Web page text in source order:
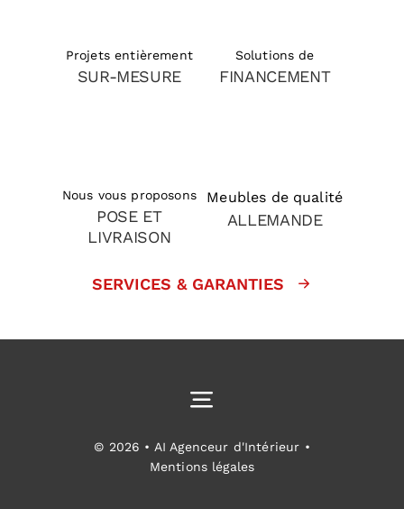
Projets entièrement
SUR-MESURE
Solutions de
FINANCEMENT
Nous vous proposons
POSE ET
LIVRAISON
Meubles de qualité
ALLEMANDE
SERVICES & GARANTIES
Toggle
Navigation
Cuisines équipées
© 2026 • AI Agenceur d'Intérieur •
Mentions légales